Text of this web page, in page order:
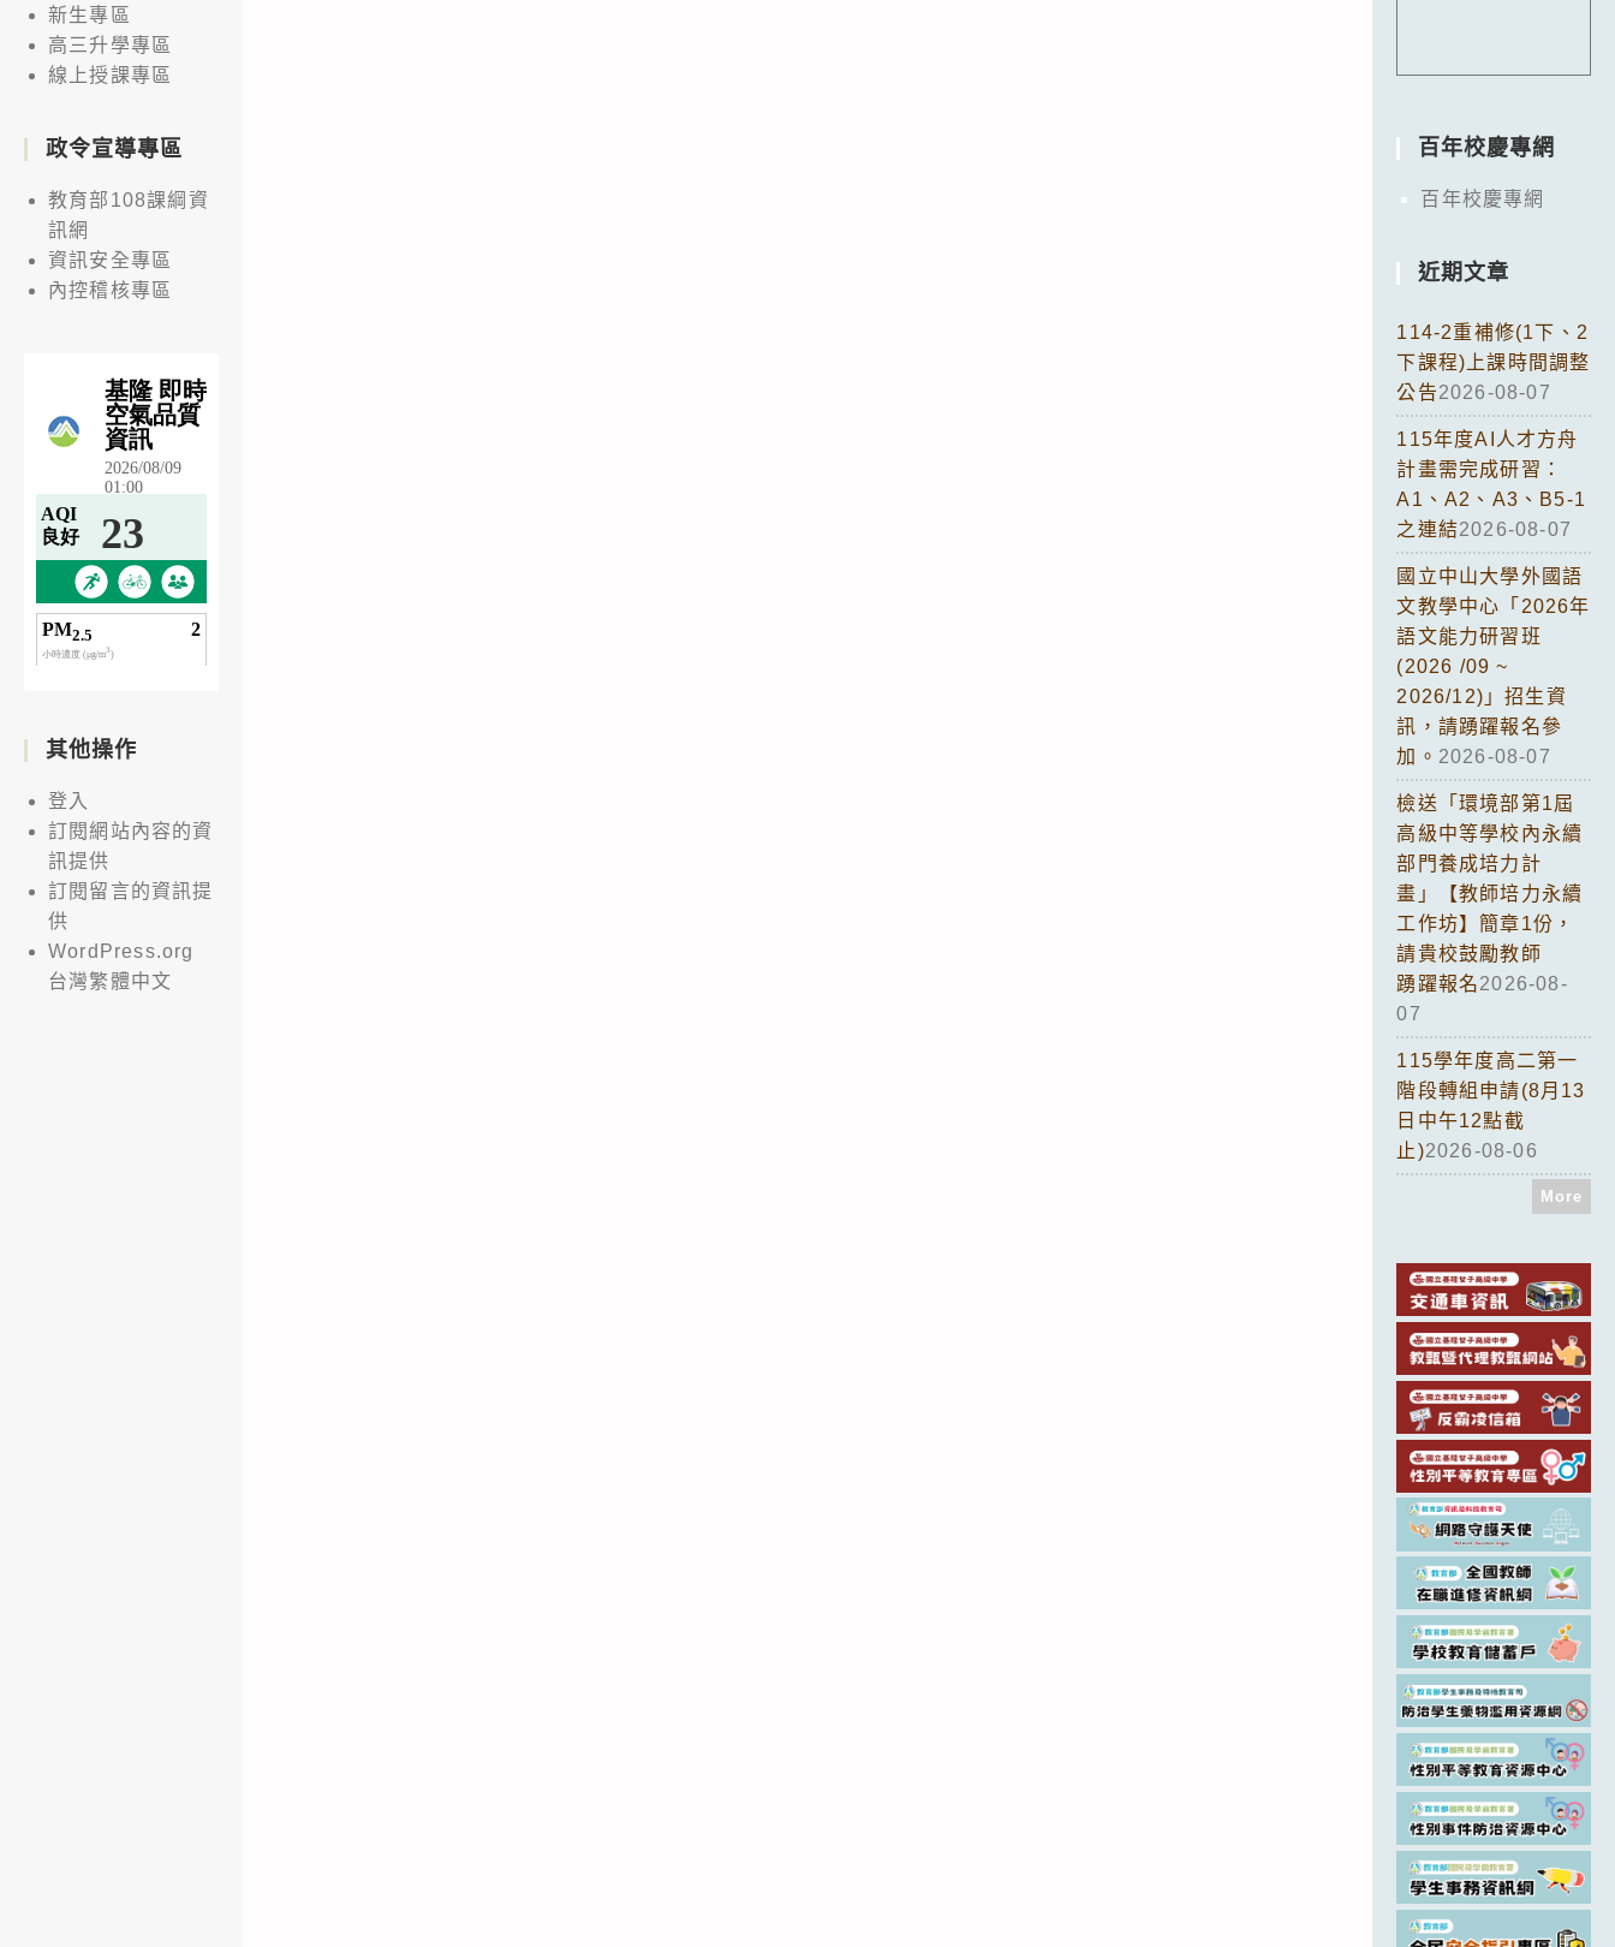
新生專區
高三升學專區
線上授課專區
政令宣導專區
教育部108課綱資
訊網
資訊安全專區
內控稽核專區
其他操作
登入
訂閱網站內容的資
訊提供
訂閱留言的資訊提
供
WordPress.org
台灣繁體中文
百年校慶專網
百年校慶專網
近期文章
114-2重補修(1下、2
下課程)上課時間調整
公告2026-08-07
115年度AI人才方舟
計畫需完成研習：
A1、A2、A3、B5-1
之連結2026-08-07
國立中山大學外國語
文教學中心「2026年
語文能力研習班
(2026 /09 ~
2026/12)」招生資
訊，請踴躍報名參
加。 2026-08-07
檢送「環境部第1屆
高級中等學校內永續
部門養成培力計
畫」【教師培力永續
工作坊】簡章1份，
請貴校鼓勵教師
踴躍報名2026-08-
07
115學年度高二第一
階段轉組申請(8月13
日中午12點截
止)2026-08-06
More